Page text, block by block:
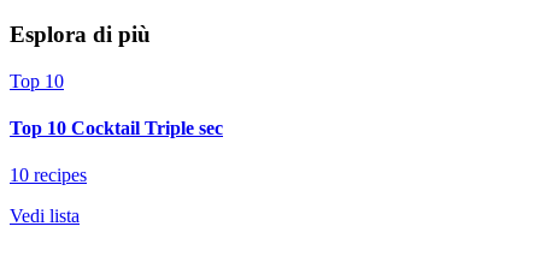
Esplora di più
Top 10
Top 10 Cocktail Triple sec
10 recipes
Vedi lista